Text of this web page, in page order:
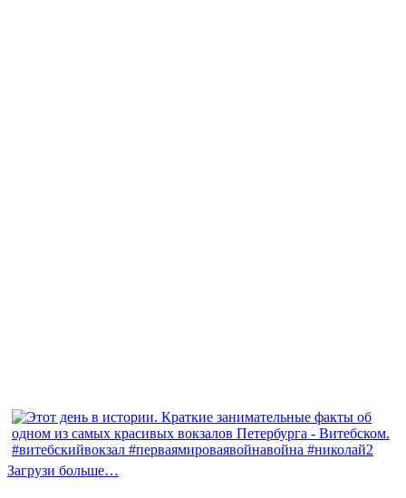
Загрузи больше…